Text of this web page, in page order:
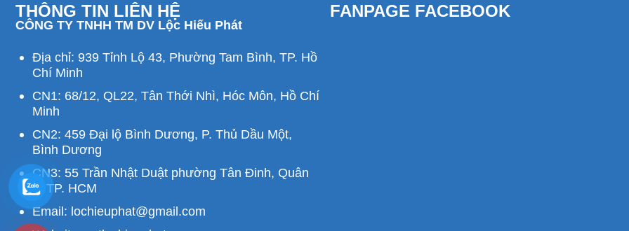
THÔNG TIN LIÊN HỆ
CÔNG TY TNHH TM DV Lộc Hiếu Phát
Địa chỉ: 939 Tỉnh Lộ 43, Phường Tam Bình, TP. Hồ
Chí Minh
CN1: 68/12, QL22, Tân Thới Nhì, Hóc Môn, Hồ Chí
Minh
CN2: 459 Đại lộ Bình Dương, P. Thủ Dầu Một,
Bình Dương
CN3: 55 Trần Nhật Duật phường Tân Đinh, Quân
1, TP. HCM
Email: lochieuphat@gmail.com
FANPAGE FACEBOOK